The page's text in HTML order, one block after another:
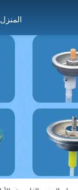
المنزل